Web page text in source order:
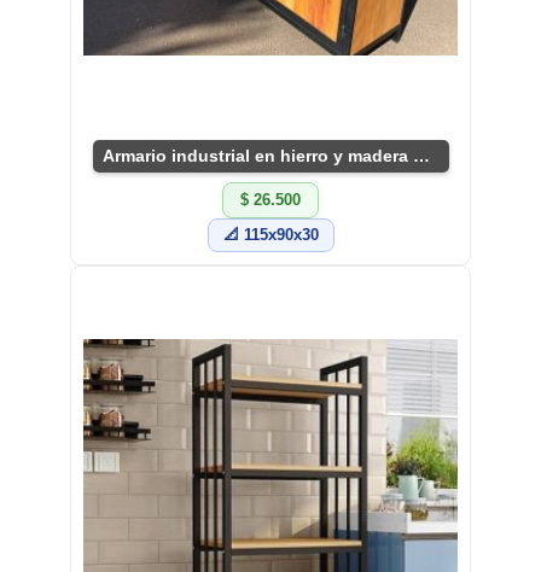
Armario industrial en hierro y madera natural
$ 26.500
📐 115x90x30